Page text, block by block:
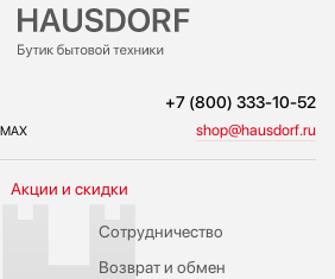
+7 (800) 333-10-52
MAX shop@hausdorf.ru
Акции и скидки
Сотрудничество
Возврат и обмен